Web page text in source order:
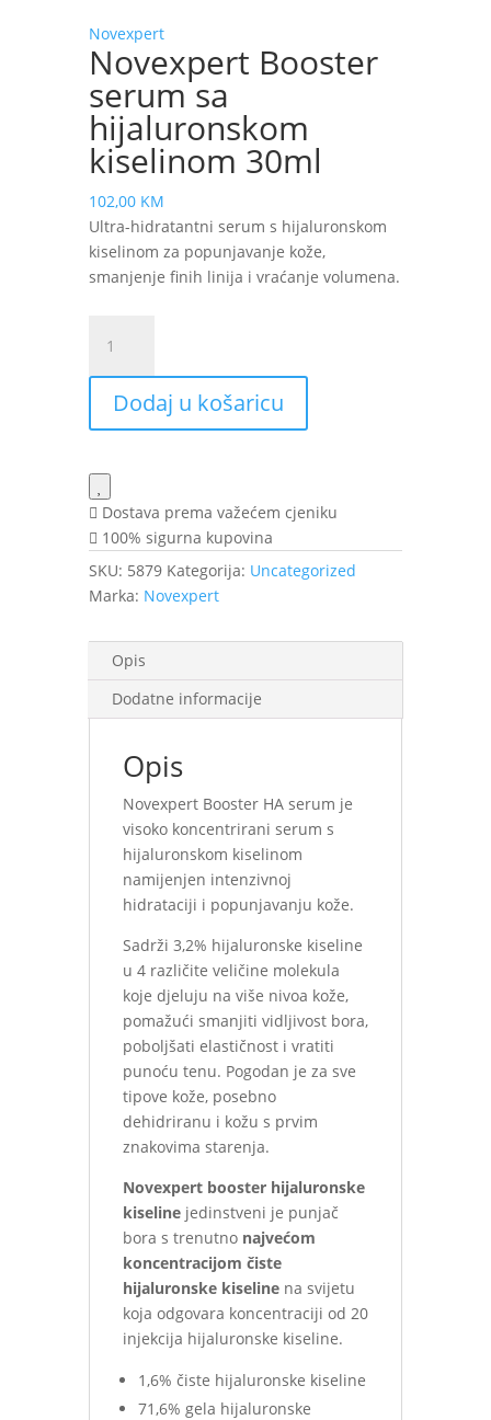
Novexpert
Novexpert Booster
serum sa
hijaluronskom
kiselinom 30ml
102,00 KM
Ultra-hidratantni serum s hijaluronskom
kiselinom za popunjavanje kože,
smanjenje finih linija i vraćanje volumena.
Booster
serum
hijaluronskom
30ml
količina
Dodaj u košaricu
Dostava prema važećem cjeniku
100% sigurna kupovina
SKU: 5879 Kategorija: Uncategorized
Marka: Novexpert
Opis
Dodatne informacije
Opis
Novexpert Booster HA serum je
visoko koncentrirani serum s
hijaluronskom kiselinom
namijenjen intenzivnoj
hidrataciji i popunjavanju kože.
Sadrži 3,2% hijaluronske kiseline
u 4 različite veličine molekula
koje djeluju na više nivoa kože,
pomažući smanjiti vidljivost bora,
poboljšati elastičnost i vratiti
punoću tenu. Pogodan je za sve
tipove kože, posebno
dehidriranu i kožu s prvim
znakovima starenja.
Novexpert booster hijaluronske
kiselinejedinstveni je punjač
bora s trenutno najvećom
koncentracijom čiste
hijaluronske kiselinena svijetu
koja odgovara koncentraciji od 20
injekcija hijaluronske kiseline.
1,6% čiste hijaluronske kiseline
71,6% gela hijaluronske